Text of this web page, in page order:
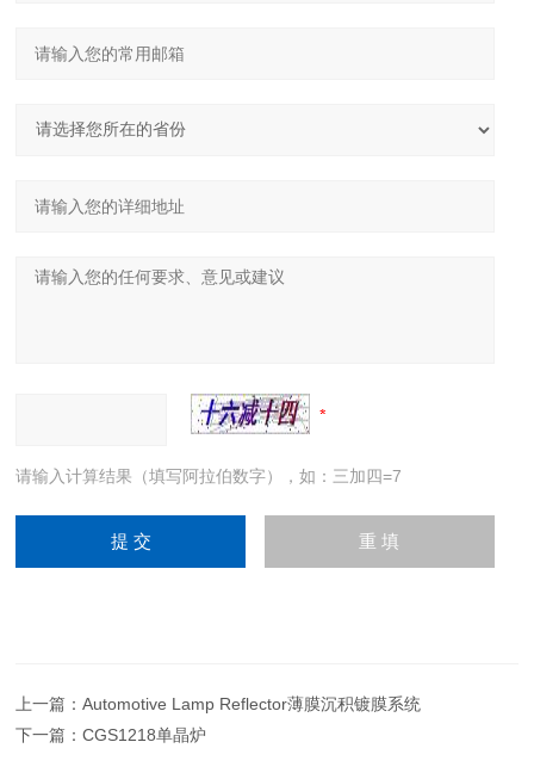
请输入计算结果（填写阿拉伯数字），如：三加四=7
上一篇：Automotive Lamp Reflector薄膜沉积镀膜系统
下一篇：CGS1218单晶炉